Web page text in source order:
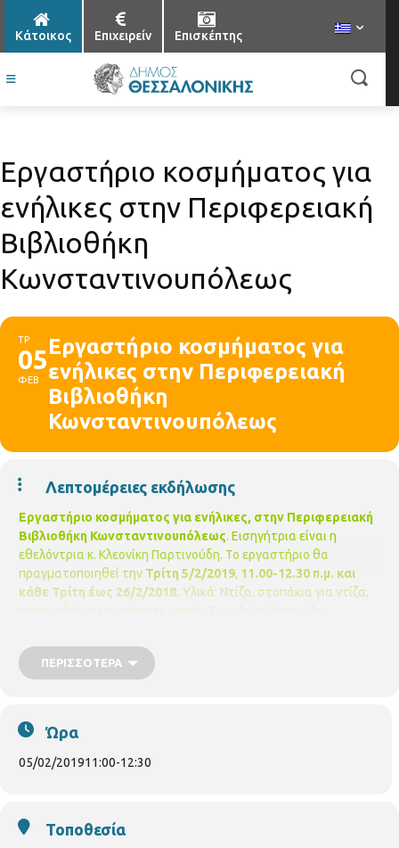
Κάτοικος Επιχειρείν Επισκέπτης
Εργαστήριο κοσμήματος για
ενήλικες στην Περιφερειακή
Βιβλιοθήκη
Κωνσταντινουπόλεως
ΤΡ
05
ΦΕΒ
Εργαστήριο κοσμήματος για
ενήλικες στην Περιφερειακή
Βιβλιοθήκη
Κωνσταντινουπόλεως
Λεπτομέρειες εκδήλωσης
Εργαστήριο κοσμήματος για ενήλικες, στην Περιφερειακή
Βιβλιοθήκη Κωνσταντινουπόλεως. Εισηγήτρια είναι η
εθελόντρια κ. Κλεονίκη Παρτινούδη. Το εργαστήριο θα
πραγματοποιηθεί την Τρίτη 5/2/2019, 11.00-12.30 π.μ. και
κάθε Τρίτη έως 26/2/2018. Υλικά: Ντίζα, στοπάκια για ντίζα,
παπαγαλάκια και χάντρες μικρές.
Εργαλεία: Πενσούλα,
δεκτές στη βιβλιοθήκη.
επιβάρυνση. Περιφερειακή Βιβλιοθήκη Κωνσταντινουπόλεως.
ΠΕΡΙΣΣΌΤΕΡΑ
Ώρα
05/02/201911:00-12:30
Τοποθεσία